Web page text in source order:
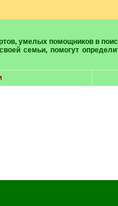
семьи, помогут